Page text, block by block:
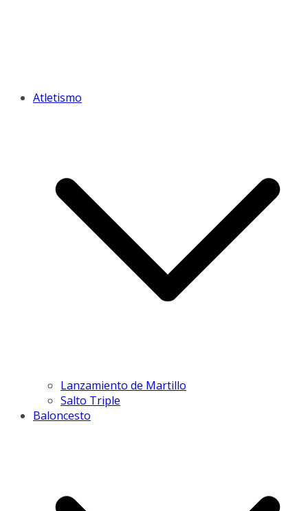
Atletismo
Lanzamiento de Martillo
Salto Triple
Baloncesto